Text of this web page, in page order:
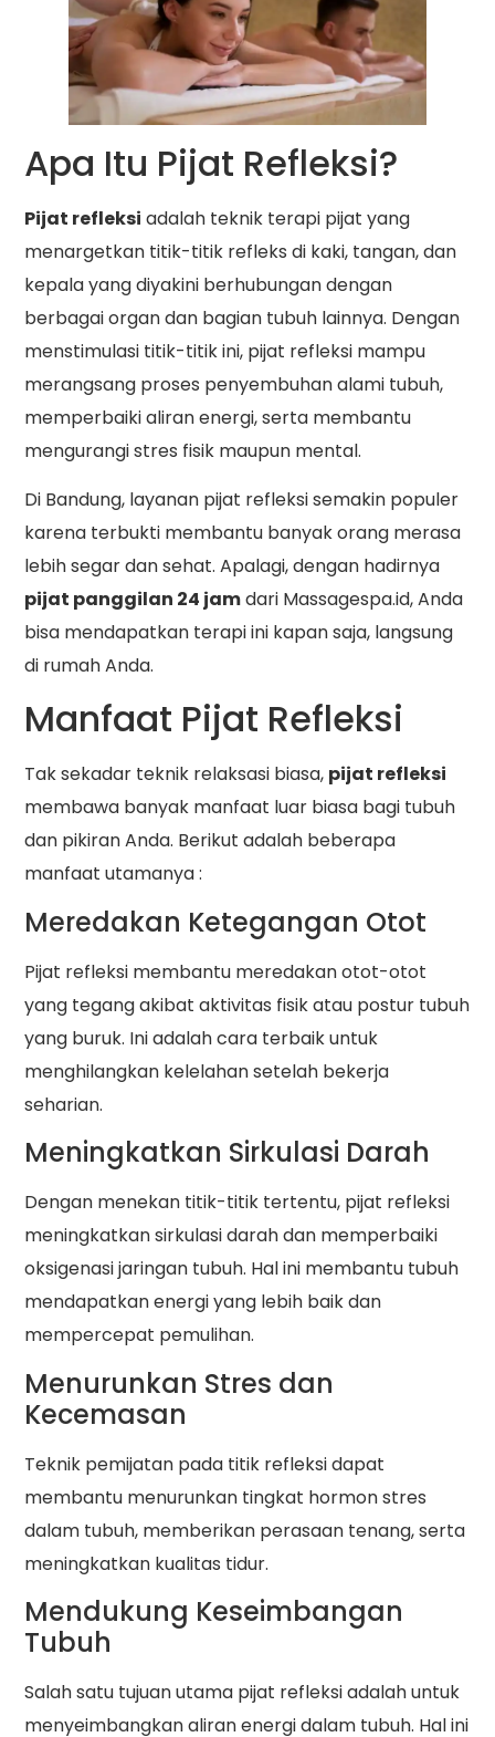
Apa Itu Pijat Refleksi?
Pijat refleksi adalah teknik terapi pijat yang
menargetkan titik-titik refleks di kaki, tangan, dan
kepala yang diyakini berhubungan dengan
berbagai organ dan bagian tubuh lainnya. Dengan
menstimulasi titik-titik ini, pijat refleksi mampu
merangsang proses penyembuhan alami tubuh,
memperbaiki aliran energi, serta membantu
mengurangi stres fisik maupun mental.
Di Bandung, layanan pijat refleksi semakin populer
karena terbukti membantu banyak orang merasa
lebih segar dan sehat. Apalagi, dengan hadirnya
pijat panggilan 24 jamdari Massagespa.id, Anda
bisa mendapatkan terapi ini kapan saja, langsung
di rumah Anda.
Manfaat Pijat Refleksi
Tak sekadar teknik relaksasi biasa, pijat refleksi
membawa banyak manfaat luar biasa bagi tubuh
dan pikiran Anda. Berikut adalah beberapa
manfaat utamanya :
Meredakan Ketegangan Otot
Pijat refleksi membantu meredakan otot-otot
yang tegang akibat aktivitas fisik atau postur tubuh
yang buruk. Ini adalah cara terbaik untuk
menghilangkan kelelahan setelah bekerja
seharian.
Meningkatkan Sirkulasi Darah
Dengan menekan titik-titik tertentu, pijat refleksi
meningkatkan sirkulasi darah dan memperbaiki
oksigenasi jaringan tubuh. Hal ini membantu tubuh
mendapatkan energi yang lebih baik dan
mempercepat pemulihan.
Menurunkan Stres dan
Kecemasan
Teknik pemijatan pada titik refleksi dapat
membantu menurunkan tingkat hormon stres
dalam tubuh, memberikan perasaan tenang, serta
meningkatkan kualitas tidur.
Mendukung Keseimbangan
Tubuh
Salah satu tujuan utama pijat refleksi adalah untuk
menyeimbangkan aliran energi dalam tubuh. Hal ini